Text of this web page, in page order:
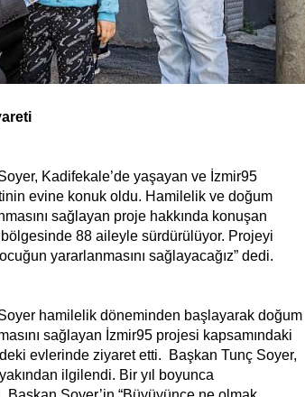
Kadifekale’de yaşayan ve İzmir95
evine konuk oldu. Hamilelik ve doğum
sağlayan proje hakkında konuşan
88 aileyle sürdürülüyor. Projeyi
yararlanmasını sağlayacağız” dedi.
hamilelik döneminden başlayarak doğum
sağlayan İzmir95 projesi kapsamındaki
evlerinde ziyaret etti. Başkan Tunç Soyer,
ilgilendi. Bir yıl boyunca